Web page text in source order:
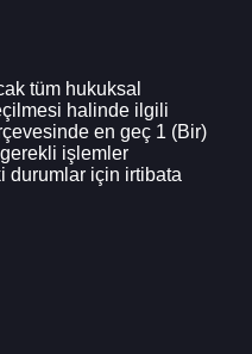
tüm hukuksal
halinde ilgili
en geç 1 (Bir)
gerekli işlemler
durumlar için irtibata